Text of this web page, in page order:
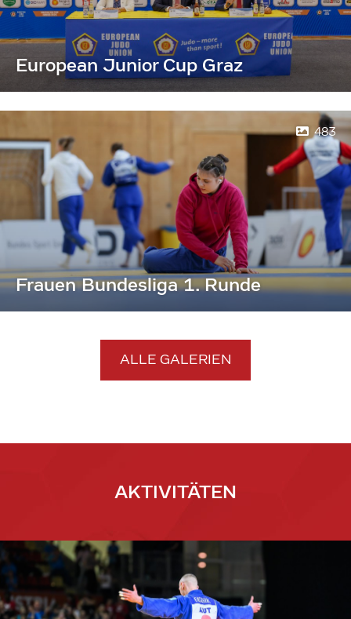
European Junior Cup Graz
483
Frauen Bundesliga 1. Runde
ALLE GALERIEN
AKTIVITÄTEN